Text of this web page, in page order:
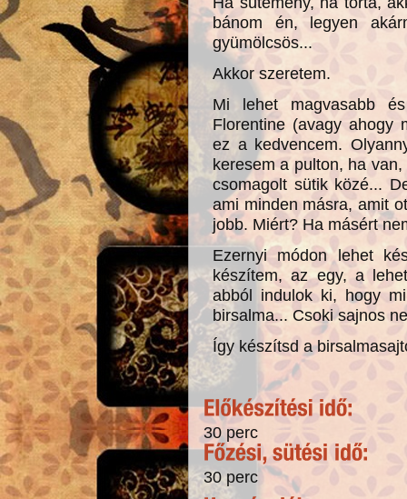
bánom én, legyen
gyümölcsös...
Akkor szeretem.
Mi lehet magvasabb
Florentine (avagy ahogy
ez a kedvencem.
keresem a pulton, ha
csomagolt sütik közé...
ami minden másra, amit
jobb. Miért? Ha másért
Ezernyi módon lehet
készítem, az egy, a
abból indulok ki, hogy
birsalma... Csoki sajnos
Így készítsd a
30 perc
30 perc